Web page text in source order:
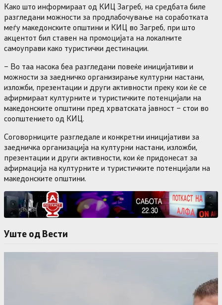
Како што информираат од КИЦ Загреб, на средбата биле
разгледани можности за продлабочување на соработката
меѓу македонските општини и КИЦ во Загреб, при што
акцентот бил ставен на промоцијата на локалните
самоуправи како туристички дестинации.
– Во таа насока беа разгледани повеќе иницијативи и
можности за заедничко организирање културни настани,
изложби, презентации и други активности преку кои ќе се
афирмираат културните и туристичките потенцијали на
македонските општини пред хрватската јавност – стои во
соопштението од КИЦ.
Соговорниците разгледале и конкретни иницијативи за
заедничка организација на културни настани, изложби,
презентации и други активности, кои ќе придонесат за
афирмација на културните и туристичките потенцијали на
македонските општини.
Уште од Вести